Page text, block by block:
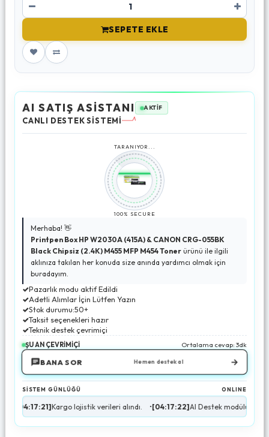
SEPETE EKLE
AI SATIŞ ASİSTANI AKTİF
CANLI DESTEK SİSTEMİ
TARANIYOR...
100% SECURE
Merhaba! 👋
Printpen Box HP W2030A (415A) & CANON CRG-055BK
Black Chipsiz (2.4K) M455 MFP M454 Toner ürünü ile ilgili
aklınıza takılan her konuda size anında yardımcı olmak için
buradayım.
✓Pazarlık modu aktif Edildi
✓Adetli Alımlar İçin Lütfen Yazın
✓Stok durumu:50+
✓Taksit seçenekleri hazır
✓Teknik destek çevrimiçi
ŞU AN ÇEVRİMİÇİ Ortalama cevap: 3dk
BANA SOR Hemen destek al →
SİSTEM GÜNLÜĞÜ ONLINE
Kargo lojistik verileri alındı. •[04:17:22] AI Destek modülü aktif. •